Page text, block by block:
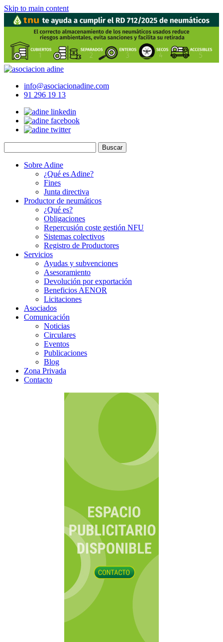
Skip to main content
info@asociacionadine.com
91 296 19 13
Sobre Adine
¿Qué es Adine?
Fines
Junta directiva
Productor de neumáticos
¿Qué es?
Obligaciones
Repercusión coste gestión NFU
Sistemas colectivos
Registro de Productores
Servicios
Ayudas y subvenciones
Asesoramiento
Devolución por exportación
Beneficios AENOR
Licitaciones
Asociados
Comunicación
Noticias
Circulares
Eventos
Publicaciones
Blog
Zona Privada
Contacto